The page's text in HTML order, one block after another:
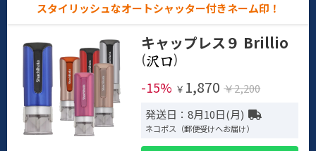
スタイリッシュなオートシャッター付きネーム印！
キャップレス９ Brillio
(
)
-15% ￥ 1,870 ￥2,200
発送日：8月10日(月)
ネコポス（郵便受けへお届け）